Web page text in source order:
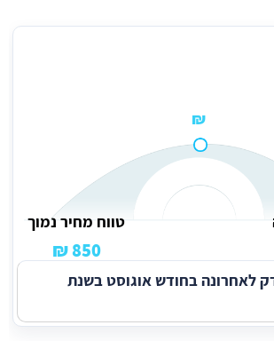
₪
טווח מחיר נמוך
850 ₪
לאחרונה בחודש אוגוסט בשנת